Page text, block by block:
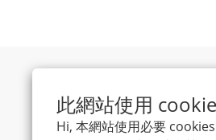
此網站使用
Hi, 本網站使用必要